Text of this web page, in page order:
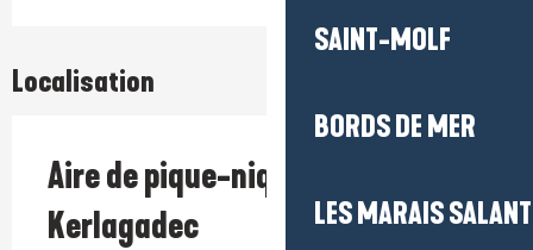
SAINT-MOLF
BORDS DE MER
LES MARAIS
Localisation
Aire de pique-nique de
Kerlagadec